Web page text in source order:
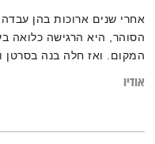
אחרי שנים ארוכות בהן עבדה
הסוהר, היא הרגישה כלואה
המקום. ואז חלה בנה בסרטן
אודיו